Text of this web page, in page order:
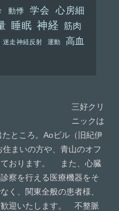
動悸 学会
心房細
睡眠 神経 筋肉
迷走神経反射 運動
高血
三好クリ
ニックは
ところ。Aoビル（旧紀伊
まいの方や、青山のオフ
ております。 また、心臓
察を行える医療機器をそ
く、関東全般の患者様、
歓迎いたします。 不整脈